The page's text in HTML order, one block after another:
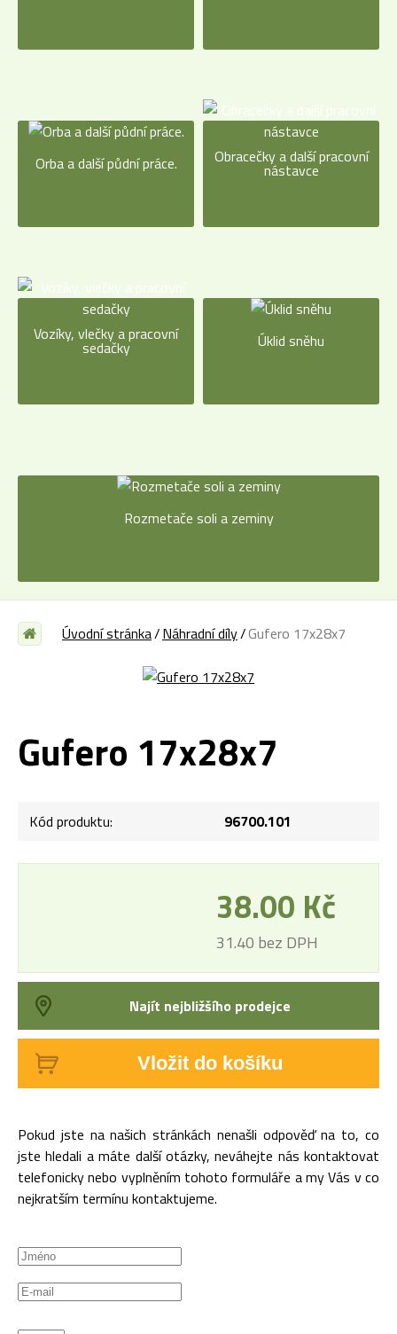
Orba a další půdní práce. Obracečky a další pracovní
nástavce
Vozíky, vlečky a pracovní
sedačky Úklid sněhu
Rozmetače soli a zeminy
Úvodní stránka Náhradní díly Gufero 17x28x7
Gufero 17x28x7
Kód produktu: 96700.101
38.00 Kč
31.40 bez DPH
Najít nejbližšího prodejce
Vložit do košíku
Pokud jste na našich stránkách nenašli odpověď na to, co
jste hledali a máte další otázky, neváhejte nás kontaktovat
telefonicky nebo vyplněním tohoto formuláře a my Vás v co
nejkratším termínu kontaktujeme.